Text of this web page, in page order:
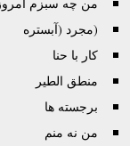
(مجرد (آبستره
کار با حنا
منطق الطیر
برجسته ها
من نه منم